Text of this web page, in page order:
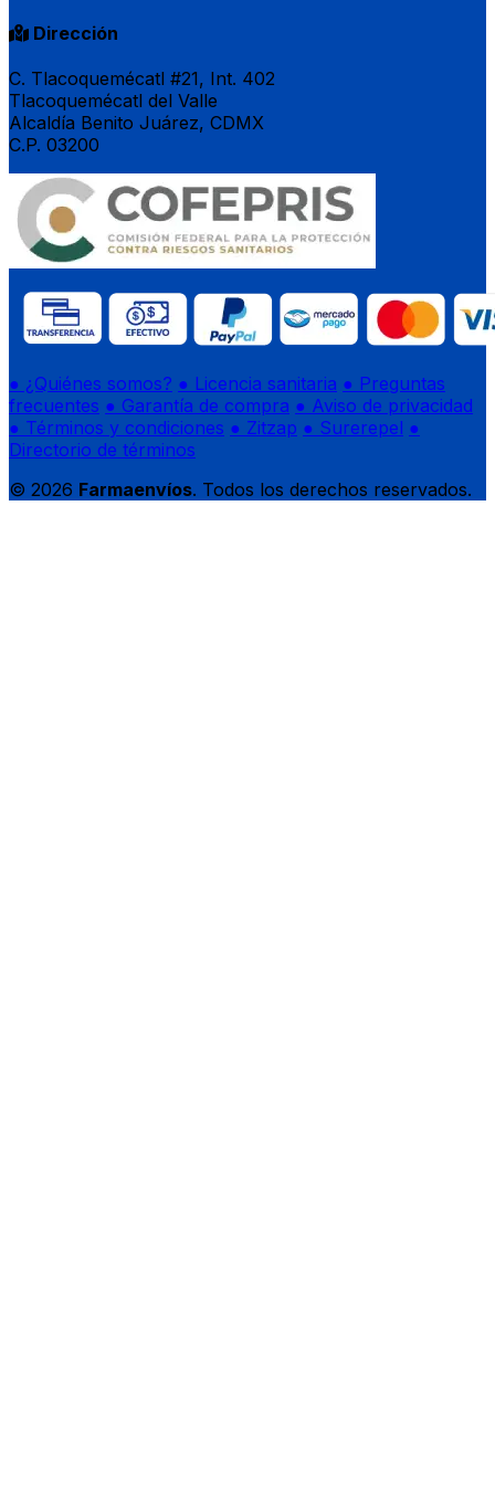
Dirección
C. Tlacoquemécatl #21, Int. 402
Tlacoquemécatl del Valle
Alcaldía Benito Juárez, CDMX
C.P. 03200
● ¿Quiénes somos? ● Licencia sanitaria ● Preguntas
frecuentes ● Garantía de compra ● Aviso de privacidad
● Términos y condiciones ● Zitzap ● Surerepel ●
Directorio de términos
© 2026 Farmaenvíos. Todos los derechos reservados.